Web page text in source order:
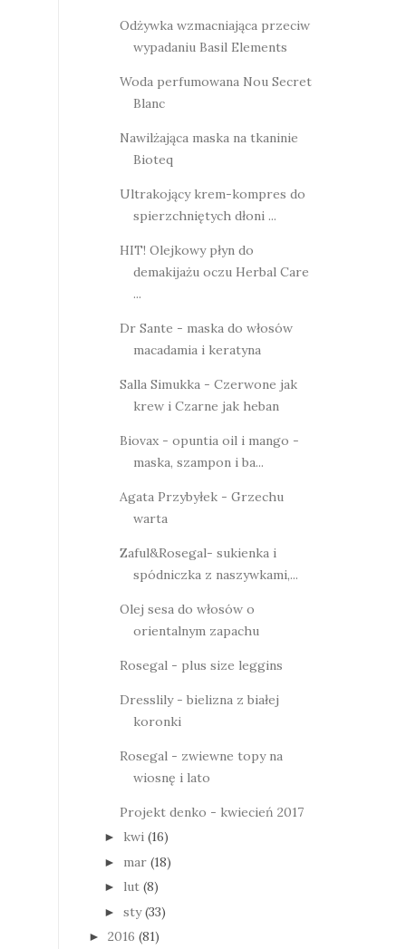
Odżywka wzmacniająca przeciw
wypadaniu Basil Elements
Woda perfumowana Nou Secret
Blanc
Nawilżająca maska na tkaninie
Bioteq
Ultrakojący krem-kompres do
spierzchniętych dłoni ...
HIT! Olejkowy płyn do
demakijażu oczu Herbal Care
...
Dr Sante - maska do włosów
macadamia i keratyna
Salla Simukka - Czerwone jak
krew i Czarne jak heban
Biovax - opuntia oil i mango -
maska, szampon i ba...
Agata Przybyłek - Grzechu
warta
Zaful&Rosegal- sukienka i
spódniczka z naszywkami,...
Olej sesa do włosów o
orientalnym zapachu
Rosegal - plus size leggins
Dresslily - bielizna z białej
koronki
Rosegal - zwiewne topy na
wiosnę i lato
Projekt denko - kwiecień 2017
► kwi (16)
► mar (18)
► lut (8)
► sty (33)
► 2016 (81)